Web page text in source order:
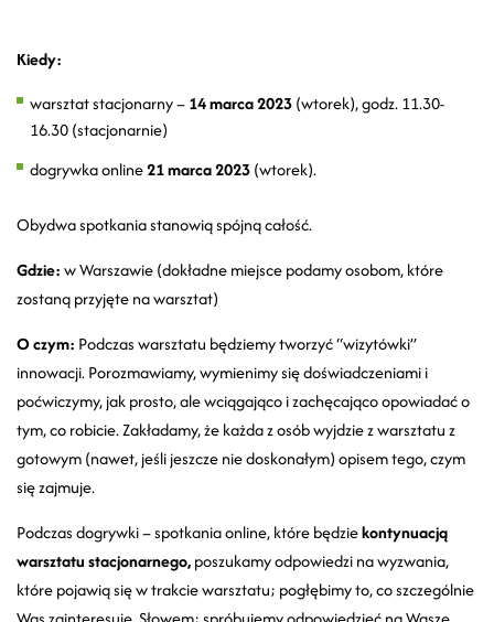
Kiedy:
warsztat stacjonarny –14 marca2023(wtorek), godz. 11.30-
16.30 (stacjonarnie)
dogrywka online21 marca 2023(wtorek).
Obydwa spotkania stanowią spójną całość.
Gdzie:w Warszawie (dokładne miejsce podamy osobom, które
zostaną przyjęte na warsztat)
O czym: Podczas warsztatu będziemy tworzyć “wizytówki”
innowacji. Porozmawiamy, wymienimy się doświadczeniami i
poćwiczymy, jak prosto, ale wciągająco i zachęcająco opowiadać o
tym, co robicie. Zakładamy, że każda z osób wyjdzie z warsztatu z
gotowym (nawet, jeśli jeszcze nie doskonałym) opisem tego, czym
się zajmuje.
Podczas dogrywki – spotkania online, które będziekontynuacją
warsztatu stacjonarnego,poszukamy odpowiedzi na wyzwania,
które pojawią się w trakcie warsztatu; pogłębimy to, co szczególnie